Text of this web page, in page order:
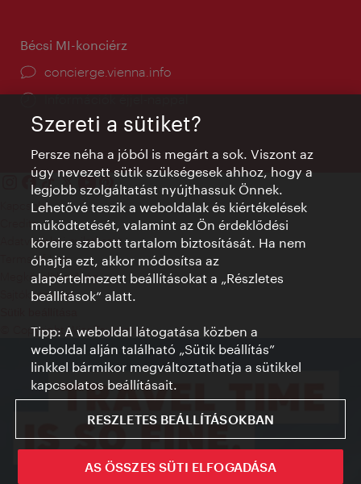
Bécsi MI-konciérz
concierge.vienna.info
Információk éjjel-nappal
Kapcsolat
Credits
Adatvédelmi nyilatkozat
Terms of Use
Megközelíthetőség
Sajtókapcsolat
© Copyright WienTourismus
Szereti a sütiket?
Persze néha a jóból is megárt a sok. Viszont az
úgy nevezett sütik szükségesek ahhoz, hogy a
legjobb szolgáltatást nyújthassuk Önnek.
Lehetővé teszik a weboldalak és kiértékelések
működtetését, valamint az Ön érdeklődési
köreire szabott tartalom biztosítását. Ha nem
óhajtja ezt, akkor módosítsa az
alapértelmezett beállításokat a „Részletes
beállítások“ alatt.
Tipp: A weboldal látogatása közben a
weboldal alján található „Sütik beállítás”
linkkel bármikor megváltoztathatja a sütikkel
kapcsolatos beállításait.
RESZLETES BEÁLLÍTÁSOKBAN
AS ÖSSZES SÜTI ELFOGADÁSA